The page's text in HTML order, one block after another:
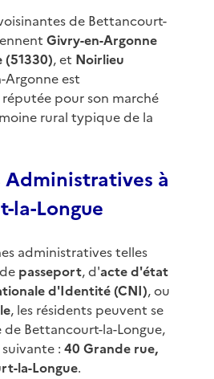
de Bettancourt-
Givry-en-Argonne
(51330), et Noirlieu
Argonne est
pour son marché
rural typique de la
Administratives à
la-Longue
administratives telles
passeport, d'acte d'état
d'Identité (CNI), ou
, les résidents peuvent se
de Bettancourt-la-Longue,
: 40 Grande rue,
la-Longue.